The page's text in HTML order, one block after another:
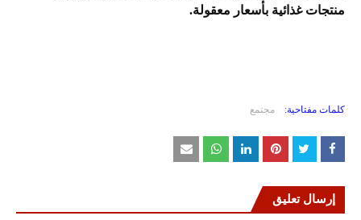
منتجات غذائية بأسعار معقولة.
كلمات مفتاحية: مجتمع
إرسال تعليق